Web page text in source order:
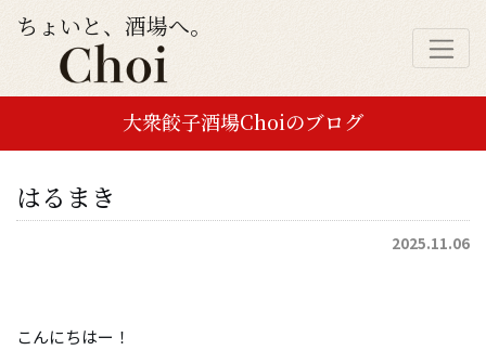
ちょいと、酒場へ。
大衆餃子酒場Choiのブログ
はるまき
2025.11.06
こんにちはー！